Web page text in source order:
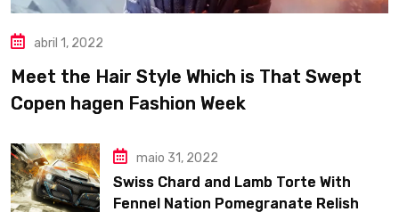
abril 1, 2022
Meet the Hair Style Which is That Swept
Copen hagen Fashion Week
maio 31, 2022
Swiss Chard and Lamb Torte With
Fennel Nation Pomegranate Relish